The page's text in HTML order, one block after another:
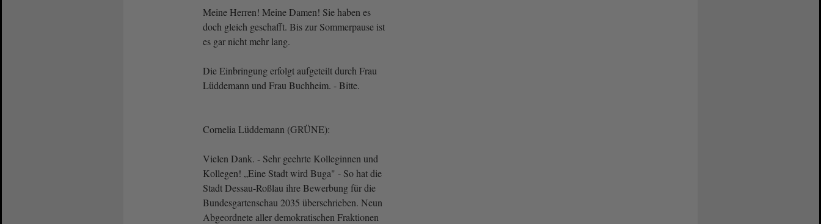
Meine Herren! Meine Damen! Sie haben es
doch gleich geschafft. Bis zur Sommerpause ist
es gar nicht mehr lang.
Die Einbringung erfolgt aufgeteilt durch Frau
Lüddemann und Frau Buchheim. - Bitte.
Cornelia Lüddemann (GRÜNE):
Vielen Dank. - Sehr geehrte Kolleginnen und
Kollegen! „Eine Stadt wird Buga" - So hat die
Stadt Dessau-Roßlau ihre Bewerbung für die
Bundesgartenschau 2035 überschrieben. Neun
Abgeordnete aller demokratischen Fraktionen